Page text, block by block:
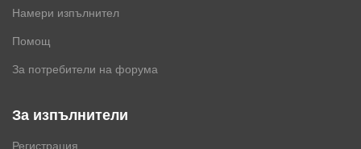
Намери изпълнител
Помощ
За потребители на форума
За изпълнители
Регистрация